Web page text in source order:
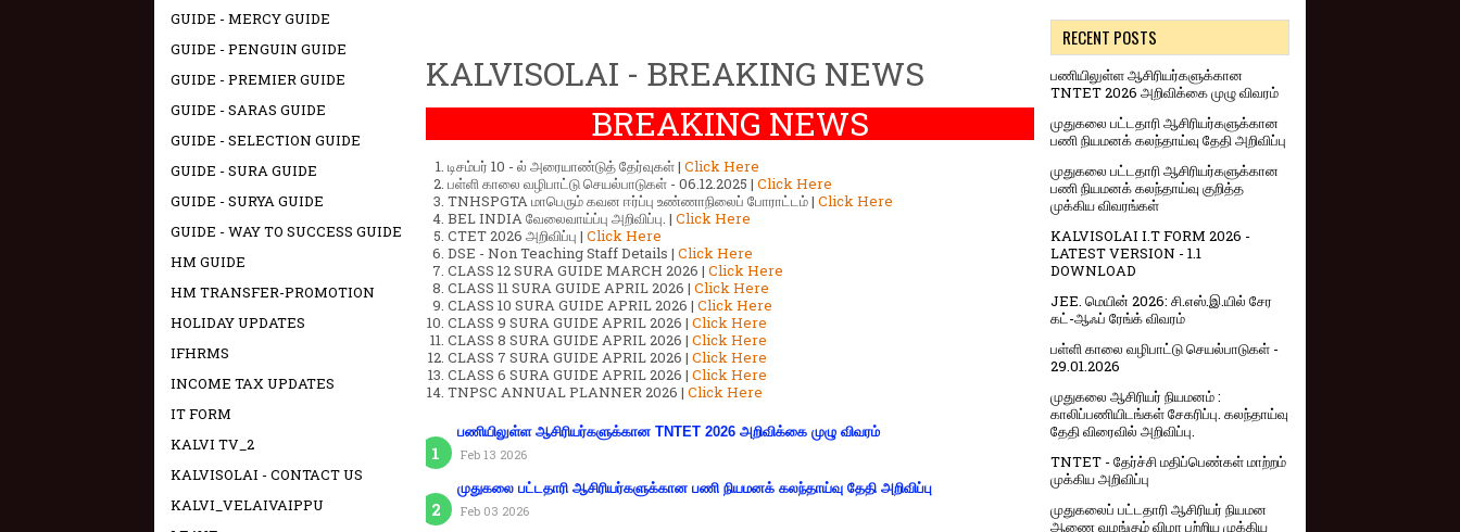
KALVISOLAI - BREAKING NEWS
BREAKING NEWS
டிசம்பர் 10 - ல் அரையாண்டுத் தேர்வுகள் | Click Here
பள்ளி காலை வழிபாட்டு செயல்பாடுகள் - 06.12.2025 | Click Here
TNHSPGTA மாபெரும் கவன ஈர்ப்பு உண்ணாநிலைப் போராட்டம் | Click Here
BEL INDIA வேலைவாய்ப்பு அறிவிப்பு. | Click Here
CTET 2026 அறிவிப்பு | Click Here
DSE - Non Teaching Staff Details | Click Here
CLASS 12 SURA GUIDE MARCH 2026 | Click Here
CLASS 11 SURA GUIDE APRIL 2026 | Click Here
CLASS 10 SURA GUIDE APRIL 2026 | Click Here
CLASS 9 SURA GUIDE APRIL 2026 | Click Here
CLASS 8 SURA GUIDE APRIL 2026 | Click Here
CLASS 7 SURA GUIDE APRIL 2026 | Click Here
CLASS 6 SURA GUIDE APRIL 2026 | Click Here
TNPSC ANNUAL PLANNER 2026 | Click Here
பணியிலுள்ள ஆசிரியர்களுக்கான TNTET 2026 அறிவிக்கை முழு விவரம்
Feb 13 2026
முதுகலை பட்டதாரி ஆசிரியர்களுக்கான பணி நியமனக் கலந்தாய்வு தேதி அறிவிப்பு
Feb 03 2026
GUIDE - MERCY GUIDE
GUIDE - PENGUIN GUIDE
GUIDE - PREMIER GUIDE
GUIDE - SARAS GUIDE
GUIDE - SELECTION GUIDE
GUIDE - SURA GUIDE
GUIDE - SURYA GUIDE
GUIDE - WAY TO SUCCESS GUIDE
HM GUIDE
HM TRANSFER-PROMOTION
HOLIDAY UPDATES
IFHRMS
INCOME TAX UPDATES
IT FORM
KALVI TV_2
KALVISOLAI - CONTACT US
KALVI_VELAIVAIPPU
RECENT POSTS
பணியிலுள்ள ஆசிரியர்களுக்கான
TNTET 2026 அறிவிக்கை முழு விவரம்
முதுகலை பட்டதாரி ஆசிரியர்களுக்கான
பணி நியமனக் கலந்தாய்வு தேதி அறிவிப்பு
முதுகலை பட்டதாரி ஆசிரியர்களுக்கான
பணி நியமனக் கலந்தாய்வு குறித்த
முக்கிய விவரங்கள்
KALVISOLAI I.T FORM 2026 -
LATEST VERSION - 1.1
DOWNLOAD
JEE. மெயின் 2026: சி.எஸ்.இ.யில் சேர
கட்-ஆஃப் ரேங்க் விவரம்
பள்ளி காலை வழிபாட்டு செயல்பாடுகள் -
29.01.2026
முதுகலை ஆசிரியர் நியமனம் :
காலிப்பணியிடங்கள் சேகரிப்பு. கலந்தாய்வு
தேதி விரைவில் அறிவிப்பு.
TNTET - தேர்ச்சி மதிப்பெண்கள் மாற்றம்
முக்கிய அறிவிப்பு
முதுகலைப் பட்டதாரி ஆசிரியர் நியமன
ஆணை வழங்கும் விழா பற்றிய முக்கிய